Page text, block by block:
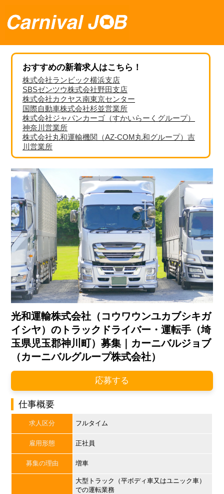
おすすめの新着求人はこちら！
株式会社ランビック横浜支店
SBSゼンツウ株式会社野田支店
株式会社カクヤス南東京センター
国際自動車株式会社杉並営業所
株式会社ジャパンカーゴ（すかいらーくグループ）
神奈川営業所
株式会社丸和運輸機関（AZ-COM丸和グループ）吉
川営業所
光和運輸株式会社（コウワウンユカブシキガ
イシヤ）のトラックドライバー・運転手（埼
玉県児玉郡神川町）募集｜カーニバルジョブ
（カーニバルグループ株式会社）
応募する
仕事概要
求人区分 フルタイム
雇用形態 正社員
募集の理由 増車
大型トラック（平ボディ車又はユニック車）
での運転業務